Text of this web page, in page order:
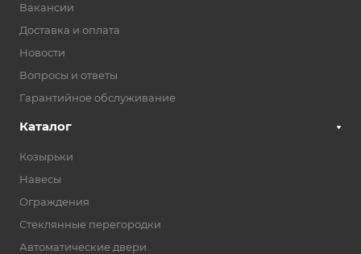
Вакансии
Доставка и оплата
Новости
Вопросы и ответы
Гарантийное обслуживание
Каталог
Козырьки
Навесы
Ограждения
Стеклянные перегородки
Автоматические двери